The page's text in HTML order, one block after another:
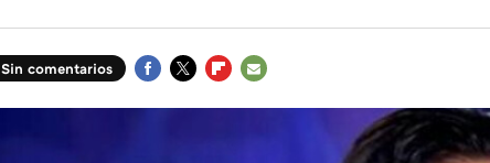
Sin comentarios